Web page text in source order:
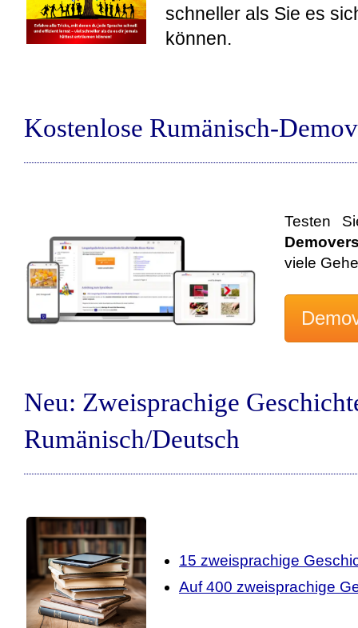
schneller als Sie es
können.
Kostenlose Rumänisch-
Testen
viele
Neu: Zweisprachige
Rumänisch/Deutsch
15 zweisprachige
Auf 400 zweisprachige